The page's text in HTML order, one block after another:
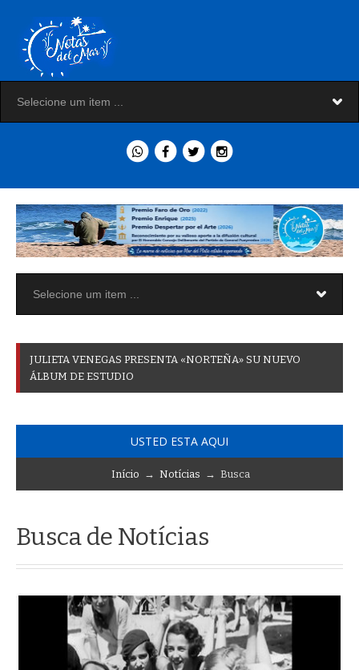
JULIETA VENEGAS PRESENTA «NORTEÑA» SU NUEVO
ÁLBUM DE ESTUDIO
USTED ESTA AQUI
Início → Notícias → Busca
Busca de Notícias